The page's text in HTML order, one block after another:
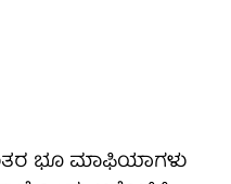
ಭೂ ಮಾಫಿಯಾಗಳು